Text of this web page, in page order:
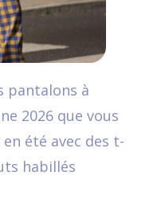
pantalons à
2026 que vous
été avec des t-
habillés